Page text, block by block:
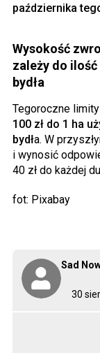
30
Sad
października
Wysokość
zależy do
bydła
Tegoroczne
100 zł do 1 ha
bydła. W
i wynosić
40 zł do każdej
fot: Pixabay